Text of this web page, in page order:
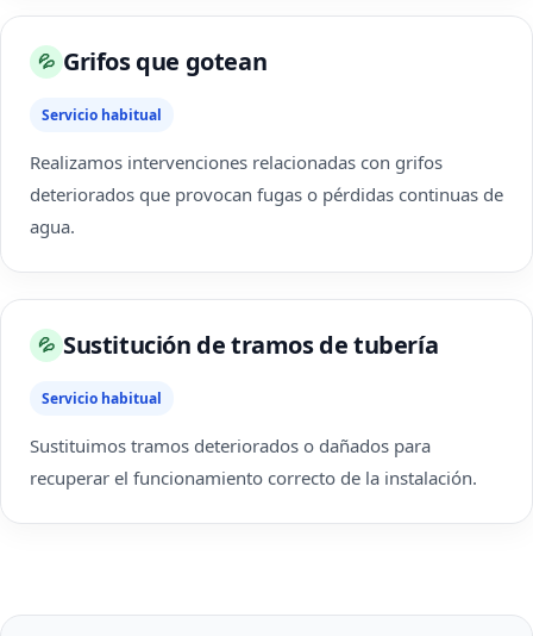
💦 Grifos que gotean
Servicio habitual
Realizamos intervenciones relacionadas con grifos
deteriorados que provocan fugas o pérdidas continuas de
agua.
💦 Sustitución de tramos de tubería
Servicio habitual
Sustituimos tramos deteriorados o dañados para
recuperar el funcionamiento correcto de la instalación.